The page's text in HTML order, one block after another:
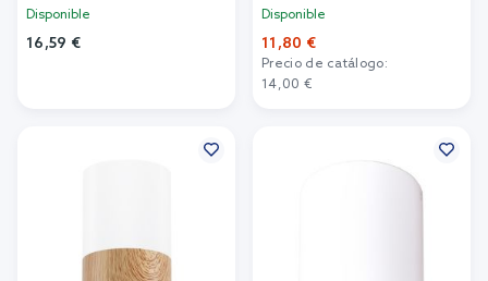
Disponible
16,59 €
Disponible
11,80 €
Precio de catálogo:
14,00 €